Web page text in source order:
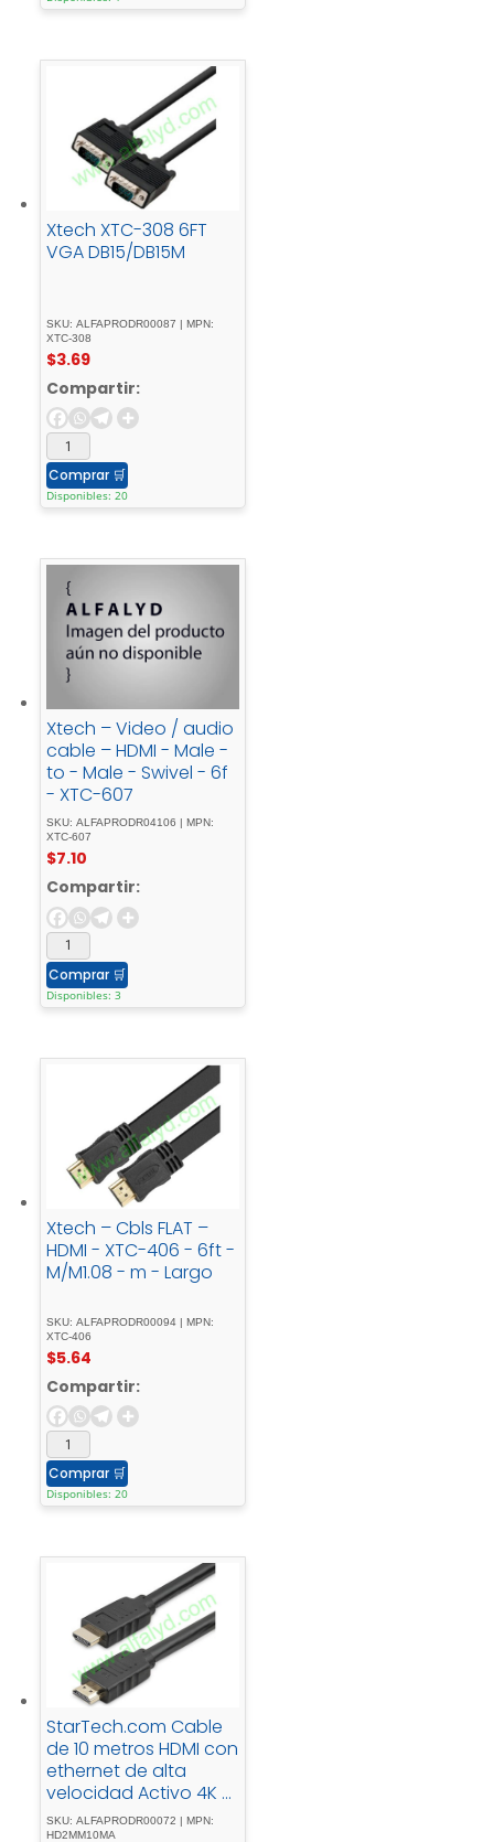
Xtech XTC-308 6FT
VGA DB15/DB15M
SKU: ALFAPRODR00087 | MPN:
XTC-308
$3.69
Compartir:
Comprar 🛒
Disponibles: 20
Xtech – Video / audio
cable – HDMI - Male -
to - Male - Swivel - 6f
- XTC-607
SKU: ALFAPRODR04106 | MPN:
XTC-607
$7.10
Compartir:
Comprar 🛒
Disponibles: 3
Xtech – Cbls FLAT –
HDMI - XTC-406 - 6ft -
M/M1.08 - m - Largo
SKU: ALFAPRODR00094 | MPN:
XTC-406
$5.64
Compartir:
Comprar 🛒
Disponibles: 20
StarTech.com Cable
de 10 metros HDMI con
ethernet de alta
velocidad Activo 4K –
Cable HDMI CL2 para
SKU: ALFAPRODR00072 | MPN:
HD2MM10MA